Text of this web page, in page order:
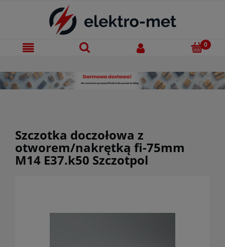
Szczotka doczołowa z
otworem/nakrętką fi-75mm
M14 E37.k50 Szczotpol